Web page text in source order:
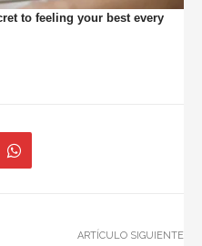
ARTÍCULO SIGUIENTE